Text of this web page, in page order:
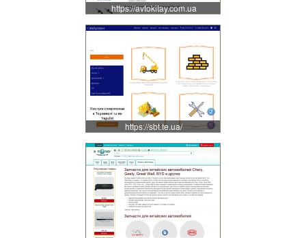
https://avtokitay.com.ua
https://sbt.te.ua/